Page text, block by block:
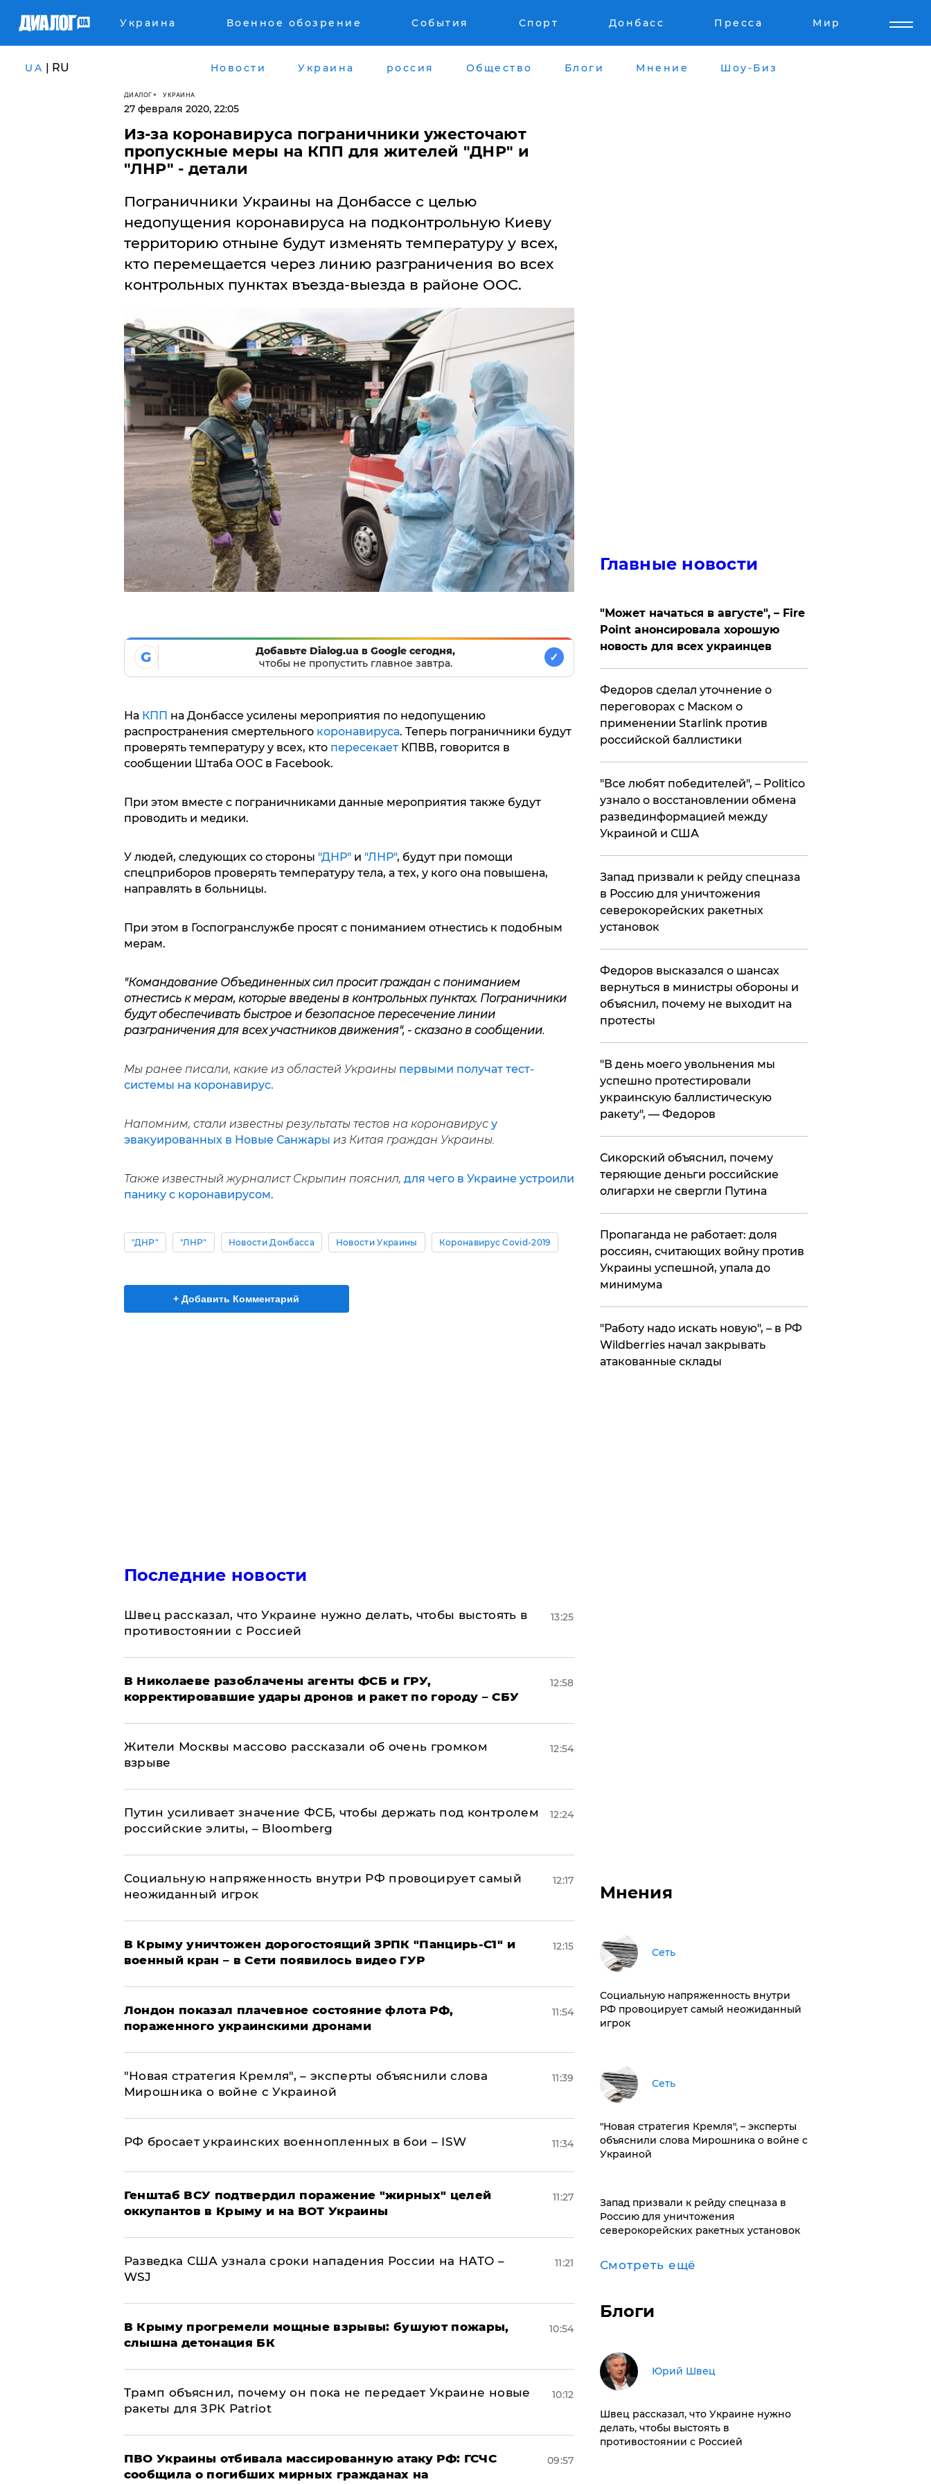
Украина Военное обозрение События Спорт Донбасс Пресса Мир
UA | RU Новости Украина россия Общество Блоги Мнение Шоу-Биз
ДИАЛОГ УКРАИНА
27 февраля 2020, 22:05
Из-за коронавируса пограничники ужесточают
пропускные меры на КПП для жителей "ДНР" и
"ЛНР" - детали
Пограничники Украины на Донбассе с целью
недопущения коронавируса на подконтрольную Киеву
территорию отныне будут изменять температуру у всех,
кто перемещается через линию разграничения во всех
контрольных пунктах въезда-выезда в районе ООС.
G
Добавьте Dialog.ua в Google сегодня,
чтобы не пропустить главное завтра.
✓
НаКПП на Донбассе усилены мероприятия по недопущению
распространения смертельного коронавируса. Теперь пограничники будут
проверять температуру у всех, кто пересекаетКПВВ, говорится в
сообщении Штаба ООС в Facebook.
При этом вместе с пограничниками данные мероприятия также будут
проводить и медики.
У людей, следующих со стороны "ДНР"и "ЛНР", будут при помощи
спецприборов проверять температуру тела, а тех, у кого она повышена,
направлять в больницы.
При этом в Госпогранслужбе просят с пониманием отнестись к подобным
мерам.
"Командование Объединенных сил просит граждан с пониманием
отнестись к мерам, которые введены в контрольных пунктах. Пограничники
будут обеспечивать быстрое и безопасное пересечение линии
разграничения для всех участников движения", - сказано в сообщении.
Мы ранее писали, какие из областей Украиныпервыми получат тест-
системы на коронавирус.
Напомним, стали известны результаты тестов на коронавирус у
эвакуированных в Новые Санжары из Китая граждан Украины.
Также известный журналист Скрыпин пояснил, для чего в Украине устроили
панику с коронавирусом.
"ДНР" "ЛНР" Новости Донбасса Новости Украины Коронавирус Covid-2019
+ Добавить Комментарий
Последние новости
Швец рассказал, что Украине нужно делать, чтобы выстоять в
противостоянии с Россией
13:25
В Николаеве разоблачены агенты ФСБ и ГРУ,
корректировавшие удары дронов и ракет по городу – СБУ
12:58
Жители Москвы массово рассказали об очень громком
взрыве
12:54
Путин усиливает значение ФСБ, чтобы держать под контролем
российские элиты, – Bloomberg
12:24
Социальную напряженность внутри РФ провоцирует самый
неожиданный игрок
12:17
В Крыму уничтожен дорогостоящий ЗРПК "Панцирь-С1" и
военный кран – в Сети появилось видео ГУР
12:15
Лондон показал плачевное состояние флота РФ,
пораженного украинскими дронами
11:54
"Новая стратегия Кремля", – эксперты объяснили слова
Мирошника о войне с Украиной
11:39
РФ бросает украинских военнопленных в бои – ISW 11:34
Генштаб ВСУ подтвердил поражение "жирных" целей
оккупантов в Крыму и на ВОТ Украины
11:27
Разведка США узнала сроки нападения России на НАТО –
WSJ
11:21
В Крыму прогремели мощные взрывы: бушуют пожары,
слышна детонация БК
10:54
Трамп объяснил, почему он пока не передает Украине новые
ракеты для ЗРК Patriot
10:12
ПВО Украины отбивала массированную атаку РФ: ГСЧС
сообщила о погибших мирных гражданах на
09:57
Главные новости
"Может начаться в августе", – Fire
Point анонсировала хорошую
новость для всех украинцев
Федоров сделал уточнение о
переговорах с Маском о
применении Starlink против
российской баллистики
​"Все любят победителей", – Politico
узнало о восстановлении обмена
развединформацией между
Украиной и США
Запад призвали к рейду спецназа
в Россию для уничтожения
северокорейских ракетных
установок
Федоров высказался о шансах
вернуться в министры обороны и
объяснил, почему не выходит на
протесты
​"В день моего увольнения мы
успешно протестировали
украинскую баллистическую
ракету", — Федоров
Сикорский объяснил, почему
теряющие деньги российские
олигархи не свергли Путина
​Пропаганда не работает: доля
россиян, считающих войну против
Украины успешной, упала до
минимума
"Работу надо искать новую", – в РФ
Wildberries начал закрывать
атакованные склады
Мнения
Сеть
Социальную напряженность внутри
РФ провоцирует самый неожиданный
игрок
Сеть
"Новая стратегия Кремля", – эксперты
объяснили слова Мирошника о войне с
Украиной
Запад призвали к рейду спецназа в
Россию для уничтожения
северокорейских ракетных установок
Смотреть ещё
Блоги
Юрий Швец
Швец рассказал, что Украине нужно
делать, чтобы выстоять в
противостоянии с Россией